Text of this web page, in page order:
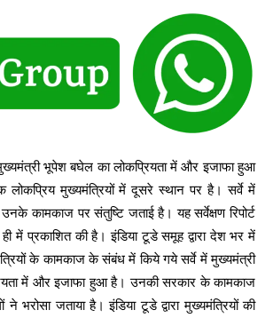
भूपेश बघेल का लोकप्रियता में और इजाफा हुआ
लोकप्रिय मुख्यमंत्रियों में दूसरे स्थान पर है। सर्वे में
कामकाज पर संतुष्टि जताई है। यह सर्वेक्षण रिपोर्ट
में प्रकाशित की है। इंडिया टूडे समूह द्वारा देश भर में
के कामकाज के संबंध में किये गये सर्वे में मुख्यमंत्री
में और इजाफा हुआ है। उनकी सरकार के कामकाज
भरोसा जताया है। इंडिया टूडे द्वारा मुख्यमंत्रियों की